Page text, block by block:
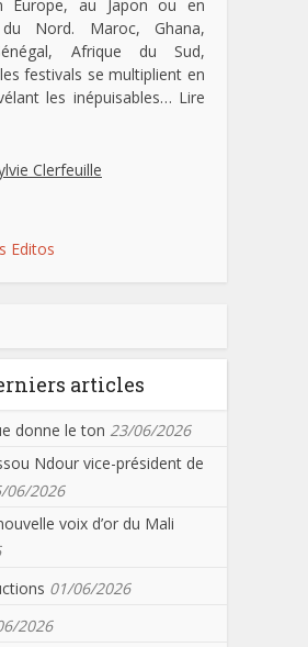
Europe, au Japon ou en
Nord. Maroc, Ghana,
Afrique du Sud,
festivals se multiplient en
les inépuisables… Lire
Clerfeuille
Editos
articles
donne le ton 23/06/2026
Ndour vice-président de
06/2026
voix d’or du Mali
01/06/2026
2026